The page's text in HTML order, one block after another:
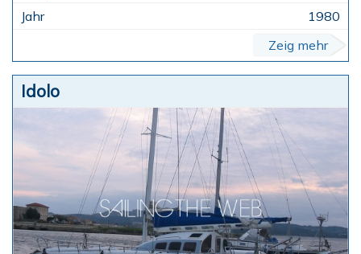
1980
Zeig mehr
Idolo